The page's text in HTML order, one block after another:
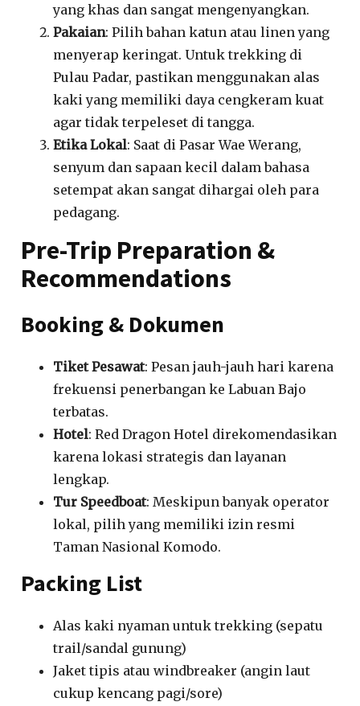
yang khas dan sangat mengenyangkan.
Pakaian: Pilih bahan katun atau linen yang
menyerap keringat. Untuk trekking di
Pulau Padar, pastikan menggunakan alas
kaki yang memiliki daya cengkeram kuat
agar tidak terpeleset di tangga.
Etika Lokal: Saat di Pasar Wae Werang,
senyum dan sapaan kecil dalam bahasa
setempat akan sangat dihargai oleh para
pedagang.
Pre-Trip Preparation &
Recommendations
Booking & Dokumen
Tiket Pesawat: Pesan jauh-jauh hari karena
frekuensi penerbangan ke Labuan Bajo
terbatas.
Hotel: Red Dragon Hotel direkomendasikan
karena lokasi strategis dan layanan
lengkap.
Tur Speedboat: Meskipun banyak operator
lokal, pilih yang memiliki izin resmi
Taman Nasional Komodo.
Packing List
Alas kaki nyaman untuk trekking (sepatu
trail/sandal gunung)
Jaket tipis atau windbreaker (angin laut
cukup kencang pagi/sore)